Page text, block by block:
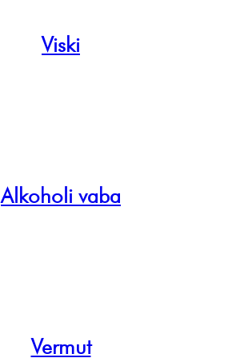
Viski
Alkoholi vaba
Vermut